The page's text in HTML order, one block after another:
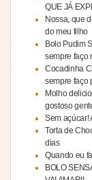
QUE JÁ
Nossa, que
do meu filho
Bolo Pudim
sempre faço
Cocadinha
sempre faço
Molho
gostoso
Sem açúcar!
Torta de
dias
Quando eu
BOLO